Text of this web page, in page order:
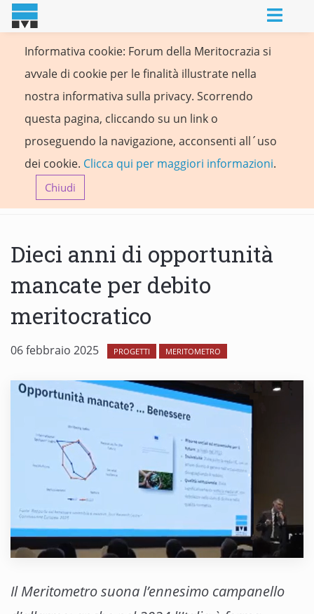
Informativa cookie: Forum della Meritocrazia si
avvale di cookie per le finalità illustrate nella
nostra informativa sulla privacy. Scorrendo
questa pagina, cliccando su un link o
proseguendo la navigazione, acconsenti all´uso
dei cookie. Clicca qui per maggiori informazioni.
Chiudi
Dieci anni di opportunità
mancate per debito
meritocratico
06 febbraio 2025 PROGETTI MERITOMETRO
Il Meritometro suona l’ennesimo campanello